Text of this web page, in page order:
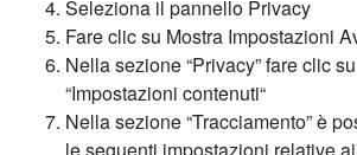
Seleziona il pannello Privacy
Fare clic su Mostra Impostazioni
Nella sezione “Privacy” fare clic
“Impostazioni contenuti“
Nella sezione “Tracciamento” è